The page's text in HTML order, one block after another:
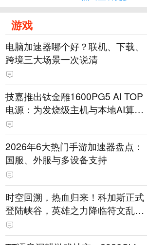
游戏
电脑加速器哪个好？联机、下载、
跨境三大场景一次说清
技嘉推出钛金雕1600PG5 AI TOP
电源：为发烧级主机与本地AI算力
打造旗舰供电方案
2026年6大热门手游加速器盘点：
国服、外服与多设备支持
时空回溯，热血归来！科加斯正式
登陆峡谷，英雄之力降临符文乱
斗！